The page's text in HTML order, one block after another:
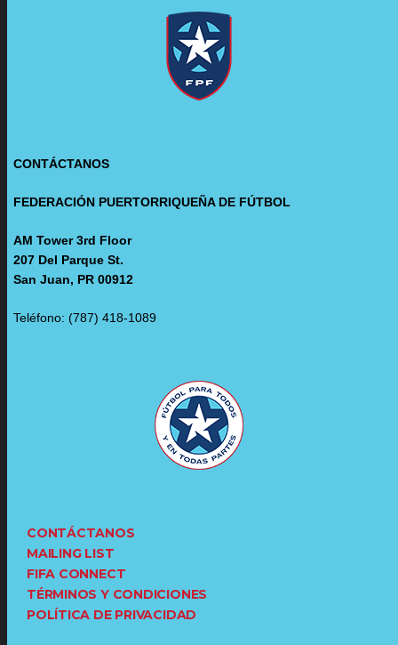
CONTÁCTANOS
FEDERACIÓN PUERTORRIQUEÑA DE FÚTBOL
AM Tower 3rd Floor
207 Del Parque St.
San Juan, PR 00912
Teléfono: (787) 418-1089
CONTÁCTANOS
MAILING LIST
FIFA CONNECT
TÉRMINOS Y CONDICIONES
POLÍTICA DE PRIVACIDAD